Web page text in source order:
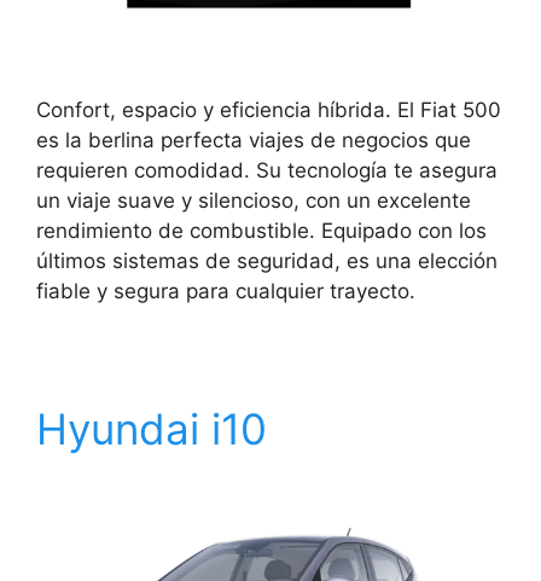
Confort, espacio y eficiencia híbrida. El Fiat 500
es la berlina perfecta viajes de negocios que
requieren comodidad. Su tecnología te asegura
un viaje suave y silencioso, con un excelente
rendimiento de combustible. Equipado con los
últimos sistemas de seguridad, es una elección
fiable y segura para cualquier trayecto.
Hyundai i10